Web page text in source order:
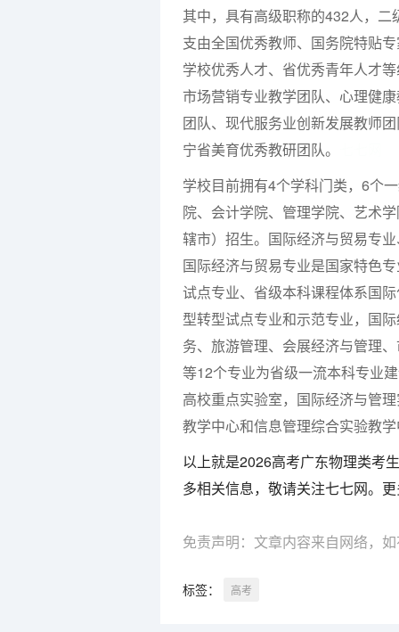
其中，具有高级职称的432人，
支由全国优秀教师、国务院特贴
学校优秀人才、省优秀青年人才
市场营销专业教学团队、心理健
团队、现代服务业创新发展教师
宁省美育优秀教研团队。
学校目前拥有4个学科门类，6个
院、会计学院、管理学院、艺术
辖市）招生。国际经济与贸易专
国际经济与贸易专业是国家特色
试点专业、省级本科课程体系国
型转型试点专业和示范专业，国
务、旅游管理、会展经济与管理
等12个专业为省级一流本科专业
高校重点实验室，国际经济与管
教学中心和信息管理综合实验教
以上就是2026高考广东物理类考
多相关信息，敬请关注七七网。
免责声明：文章内容来自网络，
标签： 高考